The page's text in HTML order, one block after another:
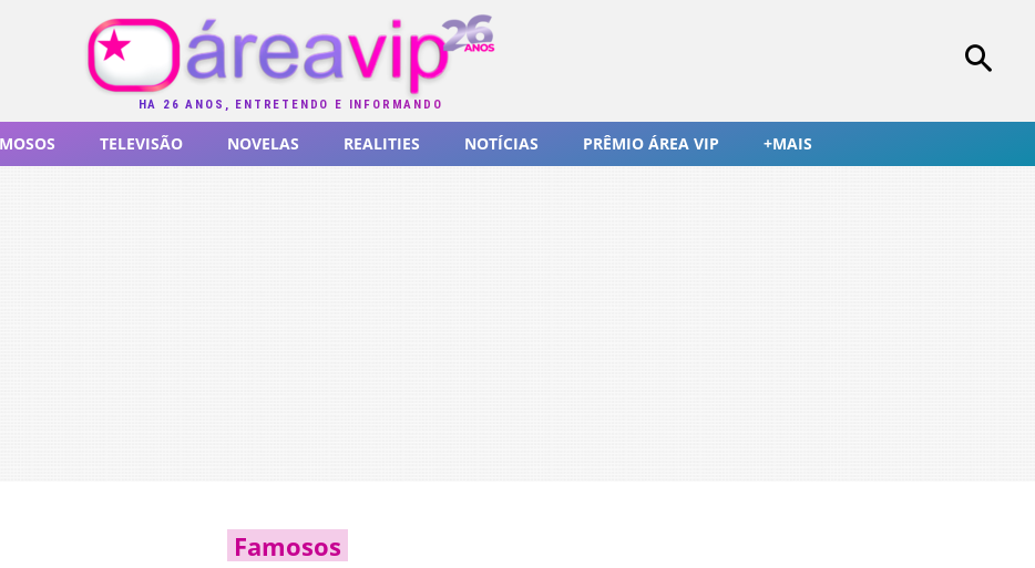
HÁ 26 ANOS, ENTRETENDO E INFORMANDO
TELEVISÃO NOVELAS REALITIES NOTÍCIAS PRÊMIO ÁREA VIP +MAIS
Famosos